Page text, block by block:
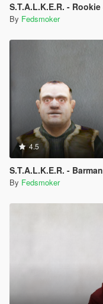
S.T.A.L.K.E.R. -
By Fedsmoker
4.5
S.T.A.L.K.E.R. - Barman
By Fedsmoker